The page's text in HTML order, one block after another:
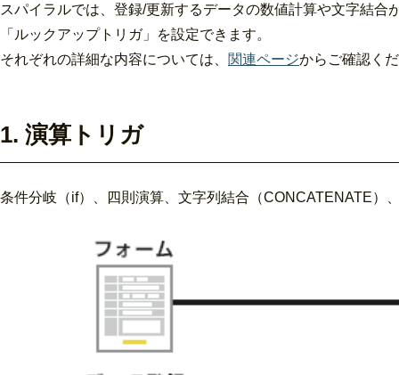
スパイラルでは、登録/更新するデータの数値計算や文字結
「ルックアップトリガ」を設定できます。
それぞれの詳細な内容については、 関連ページからご確認く
1. 演算トリガ
条件分岐（if）、四則演算、文字列結合（CONCATENATE）